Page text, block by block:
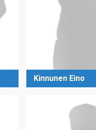
Kinnunen Eino